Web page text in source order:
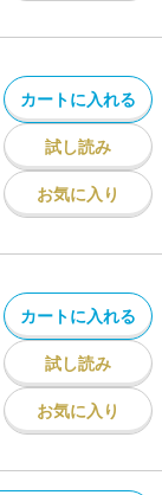
カートに入れる
試し読み
お気に入り
カートに入れる
試し読み
お気に入り